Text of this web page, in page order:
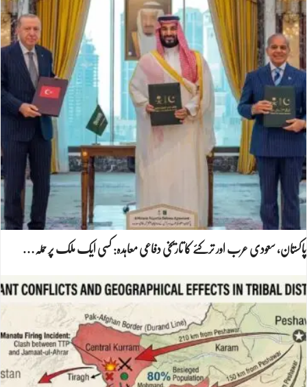
پاکستان، سعودی عرب اور ترکئے کا تاریخی دفاعی معاہدہ: کسی ایک ملک پر حملہ…